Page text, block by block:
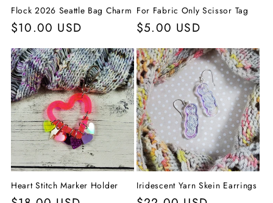
Flock 2026 Seattle Bag Charm
Vanlig
pris
$10.00 USD
For Fabric Only Scissor Tag
Vanlig
pris
$5.00 USD
Heart Stitch Marker Holder Iridescent Yarn Skein Earrings